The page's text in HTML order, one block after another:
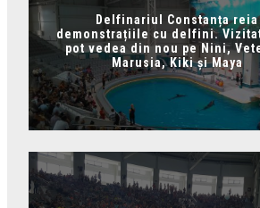
Delfinariul Constanța reia
demonstrațiile cu delfini.
pot vedea din nou pe Nini,
Marusia, Kiki și Maya